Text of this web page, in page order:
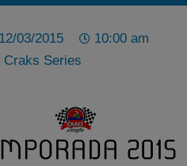
12/03/2015
10:00 am
Craks Series